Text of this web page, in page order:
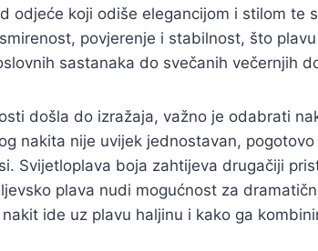
odjeće koji odiše elegancijom i stilom te
povjerenje i stabilnost, što
sastanaka do svečanih večernjih
došla do izražaja, važno je odabrati
nakita nije uvijek jednostavan,
Svijetloplava boja zahtijeva drugačiji
plava nudi mogućnost za
ide uz plavu haljinu i kako ga